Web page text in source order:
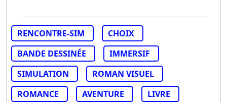
RENCONTRE-SIM
CHOIX
BANDE DESSINÉE
IMMERSIF
SIMULATION
ROMAN VISUEL
ROMANCE
AVENTURE LIVRE